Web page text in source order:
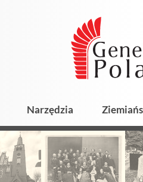
Narzędzia